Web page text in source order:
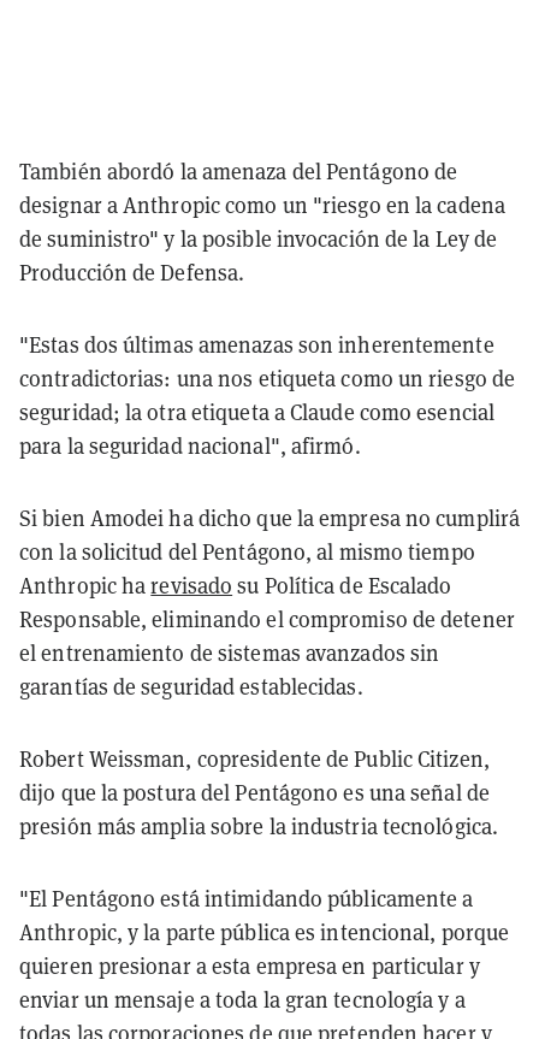
También abordó la amenaza del Pentágono de
designar a Anthropic como un "riesgo en la cadena
de suministro" y la posible invocación de la Ley de
Producción de Defensa.
"Estas dos últimas amenazas son inherentemente
contradictorias: una nos etiqueta como un riesgo de
seguridad; la otra etiqueta a Claude como esencial
para la seguridad nacional", afirmó.
Si bien Amodei ha dicho que la empresa no cumplirá
con la solicitud del Pentágono, al mismo tiempo
Anthropic harevisado su Política de Escalado
Responsable, eliminando el compromiso de detener
el entrenamiento de sistemas avanzados sin
garantías de seguridad establecidas.
Robert Weissman, copresidente de Public Citizen,
dijo que la postura del Pentágono es una señal de
presión más amplia sobre la industria tecnológica.
"El Pentágono está intimidando públicamente a
Anthropic, y la parte pública es intencional, porque
quieren presionar a esta empresa en particular y
enviar un mensaje a toda la gran tecnología y a
todas las corporaciones de que pretenden hacer y